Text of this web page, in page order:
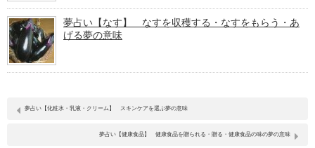
夢占い【なす】 なすを収穫する・なすをもらう・あ
げる夢の意味
夢占い【化粧水・乳液・クリーム】 スキンケアを選ぶ夢の意味
夢占い【健康食品】 健康食品を贈られる・贈る・健康食品の味の夢の意味